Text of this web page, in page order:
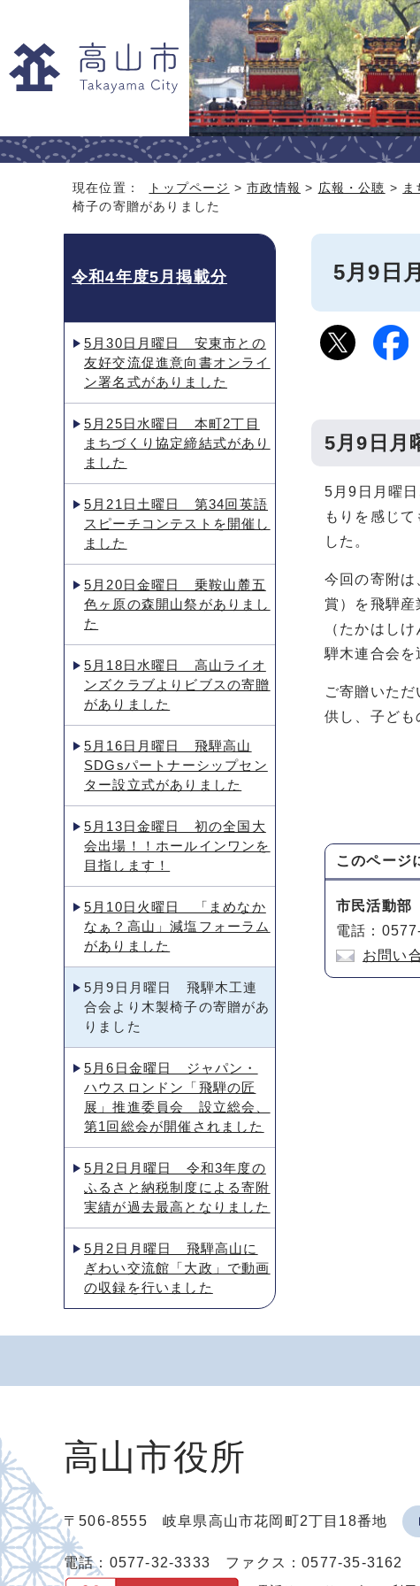
現在位置： トップページ >市政情報 > 広報・公聴 > ま
椅子の寄贈がありました
5月9日
5月9日月
5月9日月曜
もりを感じ
した。
今回の寄附
賞）を飛騨
（たかはし
騨木連合会を
ご寄贈いた
供し、子ども
このページ
市民活動
電話：
お問い
令和4年度5月掲載分
5月30日月曜日 安東市との
友好交流促進意向書オンライ
ン署名式がありました
5月25日水曜日 本町2丁目
まちづくり協定締結式があり
ました
5月21日土曜日 第34回英語
スピーチコンテストを開催し
ました
5月20日金曜日 乗鞍山麓五
色ヶ原の森開山祭がありまし
た
5月18日水曜日 高山ライオ
ンズクラブよりビブスの寄贈
がありました
5月16日月曜日 飛騨高山
SDGsパートナーシップセン
ター設立式がありました
5月13日金曜日 初の全国大
会出場！！ホールインワンを
目指します！
5月10日火曜日 「まめなか
なぁ？高山」減塩フォーラム
がありました
5月9日月曜日 飛騨木工連
合会より木製椅子の寄贈があ
りました
5月6日金曜日 ジャパン・
ハウスロンドン「飛騨の匠
展」推進委員会 設立総会、
第1回総会が開催されました
5月2日月曜日 令和3年度の
ふるさと納税制度による寄附
実績が過去最高となりました
5月2日月曜日 飛騨高山に
ぎわい交流館「大政」で動画
の収録を行いました
高山市役所
〒506-8555 岐阜県高山市花岡町2丁目18番地
電話：0577-32-3333 ファクス：0577-35-3162